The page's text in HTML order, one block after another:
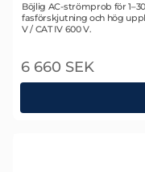
Art. nr 1680
Böjlig AC-strömprob för
fasförskjutning och hög
V / CAT IV 600 V.
6 660 SEK
Metrix